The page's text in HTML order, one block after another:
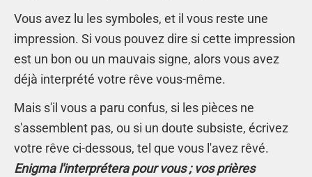
Vous avez lu les symboles, et il vous reste une
impression. Si vous pouvez dire si cette impression
est un bon ou un mauvais signe, alors vous avez
déjà interprété votre rêve vous-même.
Mais s'il vous a paru confus, si les pièces ne
s'assemblent pas, ou si un doute subsiste, écrivez
votre rêve ci-dessous, tel que vous l'avez rêvé.
Enigma l'interprétera pour vous ; vos prières